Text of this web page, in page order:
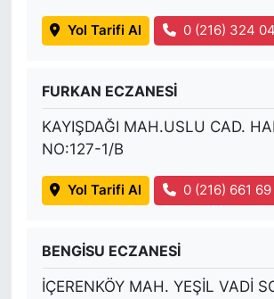
Yol Tarifi Al 0 (216) 324
FURKAN ECZANESİ
KAYIŞDAĞI MAH.USLU CAD.
NO:127-1/B
Yol Tarifi Al 0 (216) 661
BENGİSU ECZANESİ
İÇERENKÖY MAH. YEŞİL VADİ